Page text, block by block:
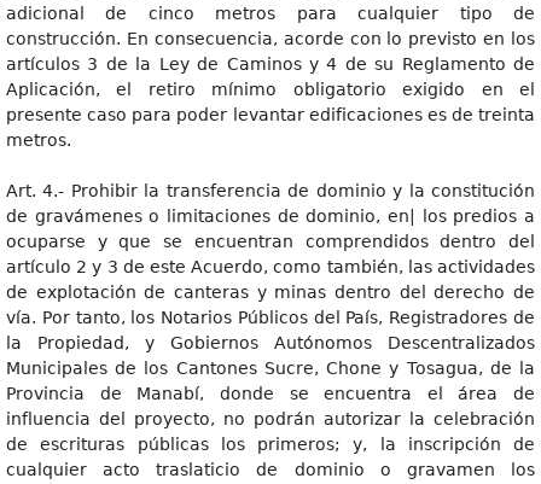
adicional de cinco metros para cualquier tipo de
construcción. En consecuencia, acorde con lo previsto en los
artículos 3 de la Ley de Caminos y 4 de su Reglamento de
Aplicación, el retiro mínimo obligatorio exigido en el
presente caso para poder levantar edificaciones es de treinta
metros.
Art. 4.- Prohibir la transferencia de dominio y la constitución
de gravámenes o limitaciones de dominio, en| los predios a
ocuparse y que se encuentran comprendidos dentro del
artículo 2 y 3 de este Acuerdo, como también, las actividades
de explotación de canteras y minas dentro del derecho de
vía. Por tanto, los Notarios Públicos del País, Registradores de
la Propiedad, y Gobiernos Autónomos Descentralizados
Municipales de los Cantones Sucre, Chone y Tosagua, de la
Provincia de Manabí, donde se encuentra el área de
influencia del proyecto, no podrán autorizar la celebración
de escrituras públicas los primeros; y, la inscripción de
cualquier acto traslaticio de dominio o gravamen los